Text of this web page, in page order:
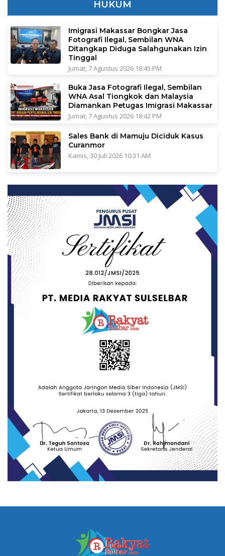
HUKUM
Imigrasi Makassar Bongkar Jasa
Fotografi Ilegal, Sembilan WNA
Ditangkap Diduga Salahgunakan Izin
Tinggal
Jumat, 7 Agustus 2026 18:45 PM
Buka Jasa Fotografi Ilegal, Sembilan
WNA Asal Tiongkok dan Malaysia
Diamankan Petugas Imigrasi Makassar
Jumat, 7 Agustus 2026 18:42 PM
Sales Bank di Mamuju Diciduk Kasus
Curanmor
Kamis, 30 Juli 2026 10:31 AM